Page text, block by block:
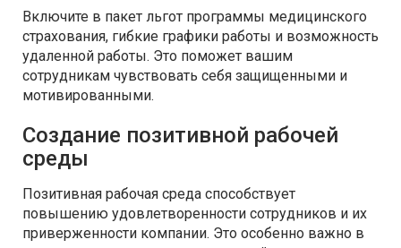
Включите в пакет льгот программы медицинского
страхования, гибкие графики работы и возможность
удаленной работы. Это поможет вашим
сотрудникам чувствовать себя защищенными и
мотивированными.
Создание позитивной рабочей
среды
Позитивная рабочая среда способствует
повышению удовлетворенности сотрудников и их
приверженности компании. Это особенно важно в